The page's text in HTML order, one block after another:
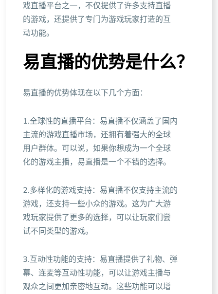
戏直播平台之一，不仅提供了许多支持直播
的游戏，还提供了专门为游戏玩家打造的互
动功能。
易直播的优势是什么？
易直播的优势体现在以下几个方面：
1.全球性的直播平台：易直播不仅涵盖了国内
主流的游戏直播市场，还拥有着强大的全球
用户群体。可以说，如果你想成为一个全球
化的游戏主播，易直播是一个不错的选择。
2.多样化的游戏支持：易直播不仅支持主流的
游戏，还支持一些小众的游戏。这为广大游
戏玩家提供了更多的选择，可以让玩家们尝
试不同类型的游戏。
3.互动性功能的支持：易直播提供了礼物、弹
幕、连麦等互动性功能，可以让游戏主播与
观众之间更加亲密地互动。这些功能可以增